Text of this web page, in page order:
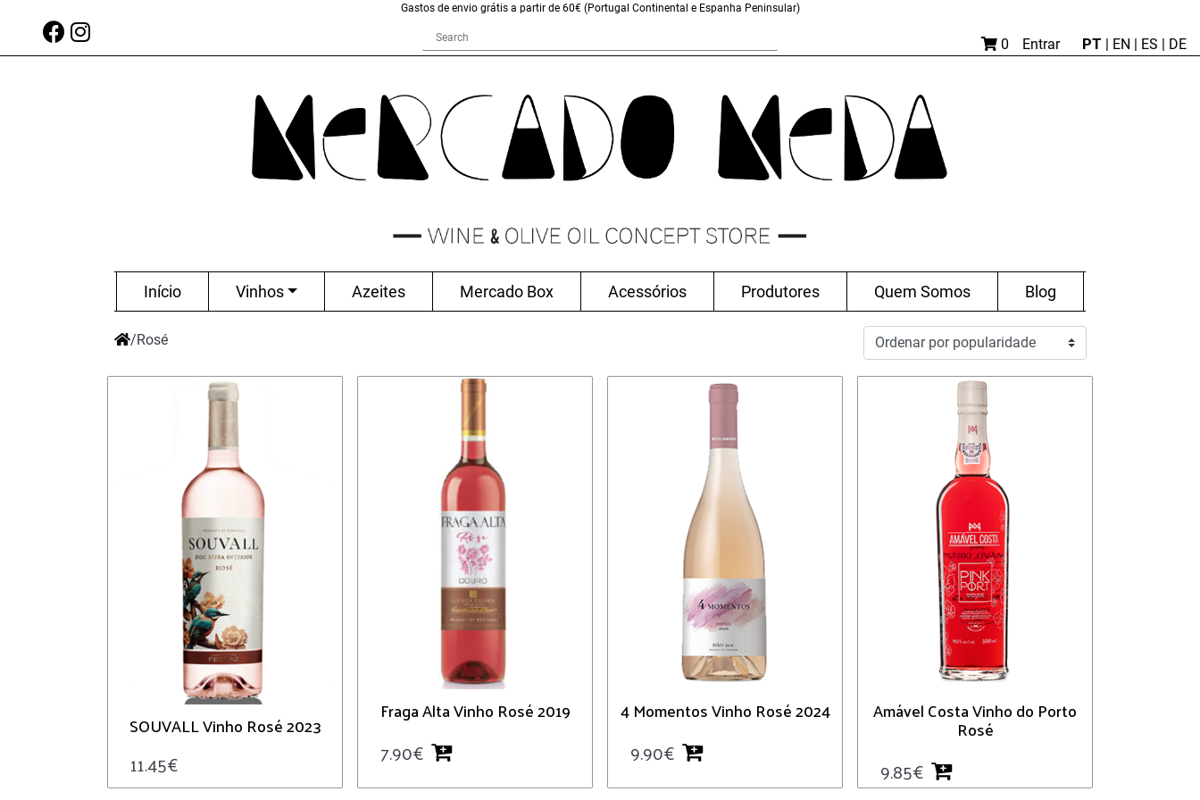
Gastos de envio grátis a partir de 60€ (Portugal Continental e Espanha Peninsular)
0 Entrar PT | EN | ES | DE
Início Vinhos Azeites Mercado Box Acessórios Produtores Quem Somos Blog
/Rosé
SOUVALL Vinho Rosé 2023
11.45€
Fraga Alta Vinho Rosé 2019
7.90€
4 Momentos Vinho Rosé 2024
9.90€
Amável Costa Vinho do Porto
Rosé
9.85€